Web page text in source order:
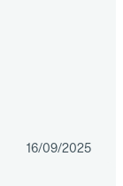
16/09/2025